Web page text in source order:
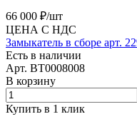
66 000 ₽/шт
ЦЕНА С НДС
Замыкатель в сборе арт.
Есть в наличии
Арт. BT0008008
В корзину
Купить в 1 клик